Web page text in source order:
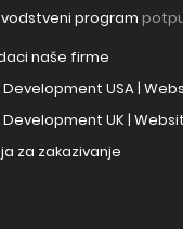
program
naše firme
USA |
UK |
za zakazivanje